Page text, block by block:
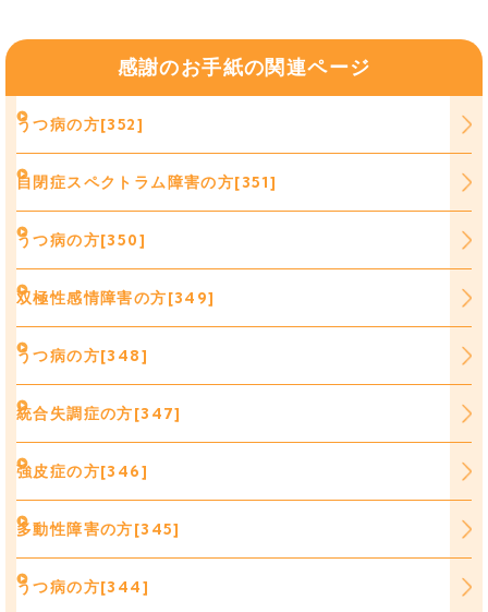
感謝のお手紙の関連ページ
うつ病の方[352]
自閉症スペクトラム障害の方[351]
うつ病の方[350]
双極性感情障害の方[349]
うつ病の方[348]
統合失調症の方[347]
強皮症の方[346]
多動性障害の方[345]
うつ病の方[344]